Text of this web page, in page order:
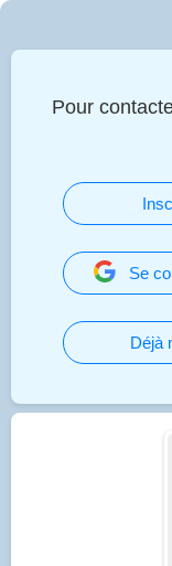
Pour
Se
Déjà